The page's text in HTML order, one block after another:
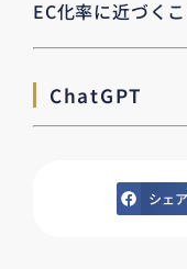
EC化率に近づく
ChatGPT
シェア